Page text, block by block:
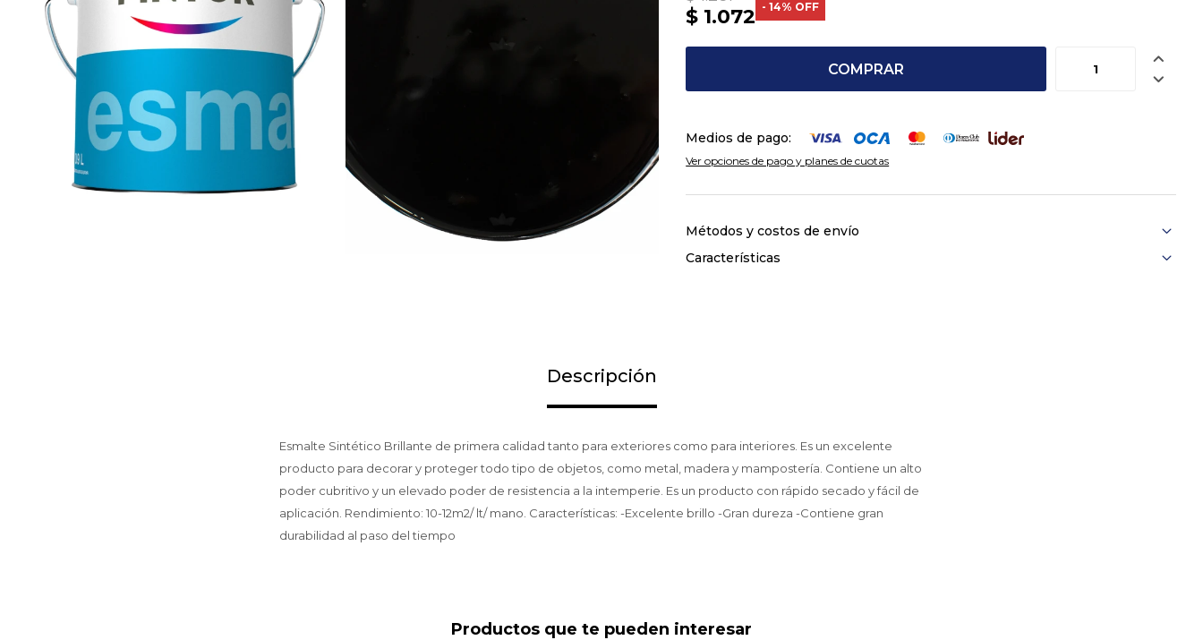
$ 1.072 14
COMPRAR


Medios de pago:
Ver opciones de pago y planes de cuotas
Métodos y costos de envío
Características
Descripción
Esmalte Sintético Brillante de primera calidad tanto para exteriores como para interiores. Es un excelente
producto para decorar y proteger todo tipo de objetos, como metal, madera y mampostería. Contiene un alto
poder cubritivo y un elevado poder de resistencia a la intemperie. Es un producto con rápido secado y fácil de
aplicación. Rendimiento: 10-12m2/ lt/ mano. Características: -Excelente brillo -Gran dureza -Contiene gran
durabilidad al paso del tiempo
Productos que te pueden interesar